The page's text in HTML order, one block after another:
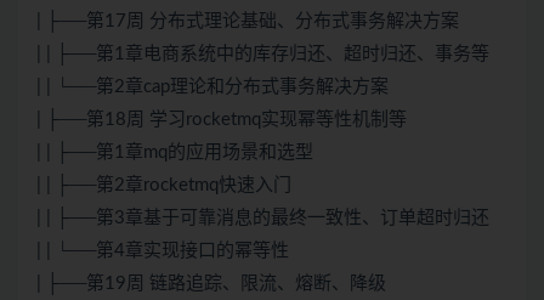
| ├──第17周 分布式理论基础、分布式事务解决方案
| | ├──第1章电商系统中的库存归还、超时归还、事务等
| | └──第2章cap理论和分布式事务解决方案
| ├──第18周 学习rocketmq实现幂等性机制等
| | ├──第1章mq的应用场景和选型
| | ├──第2章rocketmq快速入门
| | ├──第3章基于可靠消息的最终一致性、订单超时归还
| | └──第4章实现接口的幂等性
| ├──第19周 链路追踪、限流、熔断、降级